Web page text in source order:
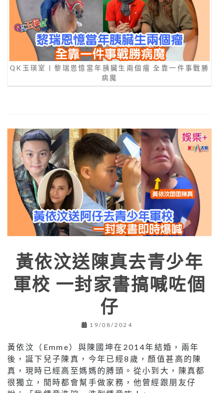
QK玉瑛室丨黎瑞恩憶當年胰臟生兩個瘤 全靠一件事戰勝
病魔
黃依汶送陳真去青少年
軍校 一封家書搞喊咗個
仔
19/08/2024
黃依汶（Emme）與陳國坤在2014年結婚，兩年
後，誕下兒子陳真，今年已經8歲，顏值甚高的陳
真，現時已經高至媽媽的膊頭。從小到大，陳真都
很獨立，閒時都會幫手做家務，他曾經跟朋友仔